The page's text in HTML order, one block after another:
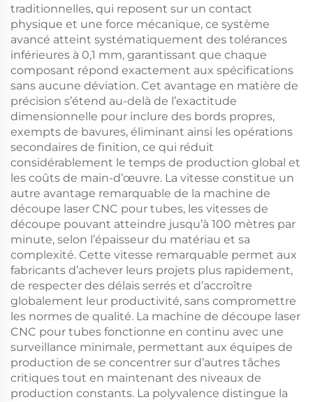
traditionnelles, qui reposent sur un contact
physique et une force mécanique, ce système
avancé atteint systématiquement des tolérances
inférieures à 0,1 mm, garantissant que chaque
composant répond exactement aux spécifications
sans aucune déviation. Cet avantage en matière de
précision s’étend au-delà de l’exactitude
dimensionnelle pour inclure des bords propres,
exempts de bavures, éliminant ainsi les opérations
secondaires de finition, ce qui réduit
considérablement le temps de production global et
les coûts de main-d’œuvre. La vitesse constitue un
autre avantage remarquable de la machine de
découpe laser CNC pour tubes, les vitesses de
découpe pouvant atteindre jusqu’à 100 mètres par
minute, selon l’épaisseur du matériau et sa
complexité. Cette vitesse remarquable permet aux
fabricants d’achever leurs projets plus rapidement,
de respecter des délais serrés et d’accroître
globalement leur productivité, sans compromettre
les normes de qualité. La machine de découpe laser
CNC pour tubes fonctionne en continu avec une
surveillance minimale, permettant aux équipes de
production de se concentrer sur d’autres tâches
critiques tout en maintenant des niveaux de
production constants. La polyvalence distingue la